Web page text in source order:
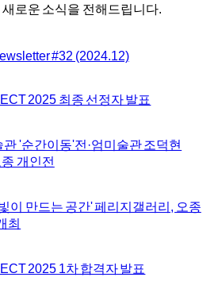
로운 소식을 전해드립니다.
#32 (2024.12)
2025 최종 선정자 발표
'순간이동'전·엄미술관 조덕현
개인전
이 만드는 공간' 페리지갤러리, 오종
최
2025 1차 합격자 발표